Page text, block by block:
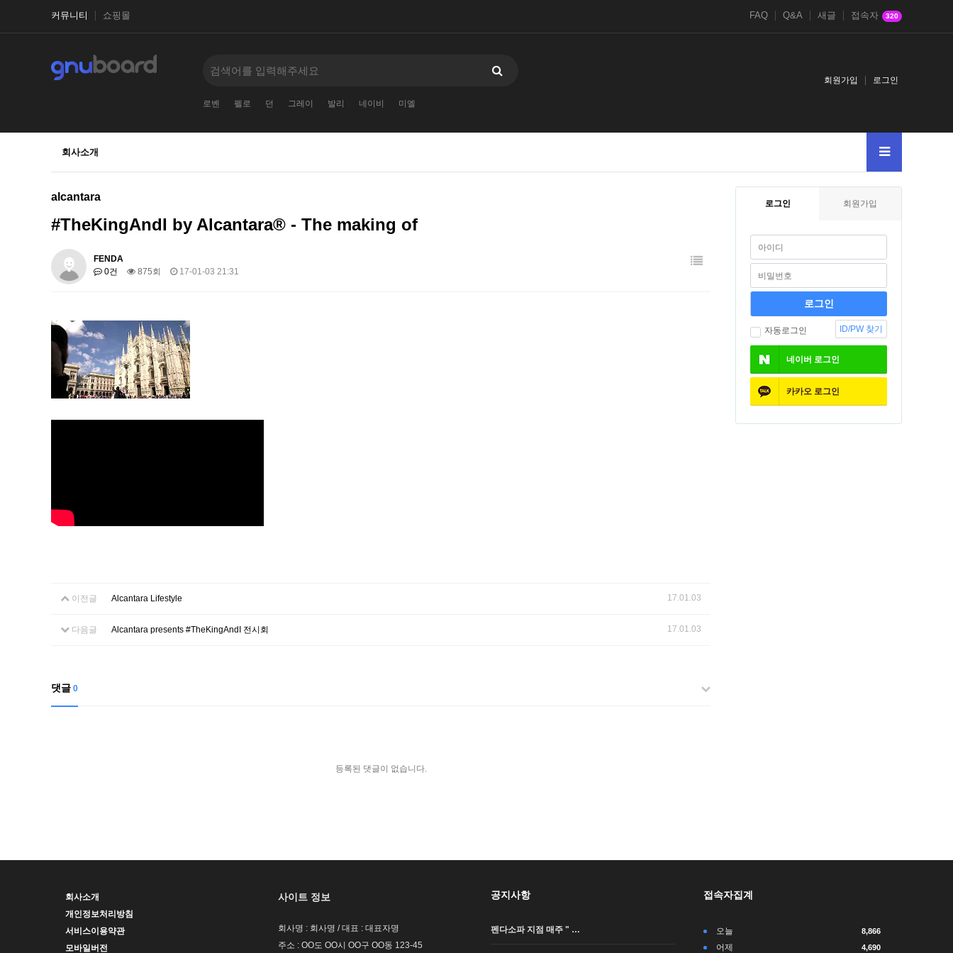
커뮤니티 쇼핑몰 FAQ Q&A 새글 접속자 320
로벤 펠로 던 그레이 발리 네이비 미엘
회원가입 로그인
회사소개
alcantara
#TheKingAndI by Alcantara® - The making of
FENDA
0건
875회 17-01-03 21:31
이전글 Alcantara Lifestyle 17.01.03
다음글 Alcantara presents #TheKingAndI 전시회 17.01.03
댓글 0
등록된 댓글이 없습니다.
로그인 회원가입
자동로그인 ID/PW 찾기
네이버 로그인
카카오 로그인
회사소개
개인정보처리방침
서비스이용약관
모바일버전
사이트 정보
회사명 : 회사명 / 대표 : 대표자명
주소 : OO도 OO시 OO구 OO동 123-45
공지사항
펜다소파 지점 매주 " …
접속자집계
오늘 8,866
어제 4,690